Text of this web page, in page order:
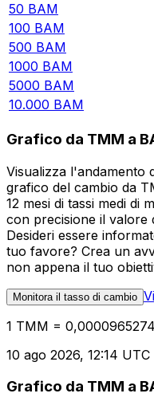
50 BAM
100 BAM
500 BAM
1000 BAM
5000 BAM
10.000 BAM
Grafico da TMM a
Visualizza l'andamento
grafico del cambio da
12 mesi di tassi medi di
con precisione il valore
Desideri essere
tuo favore? Crea un
non appena il tuo
Monitora il tasso di cambio
1 TMM =
10 ago 2026, 12:14 UTC
Grafico da TMM a